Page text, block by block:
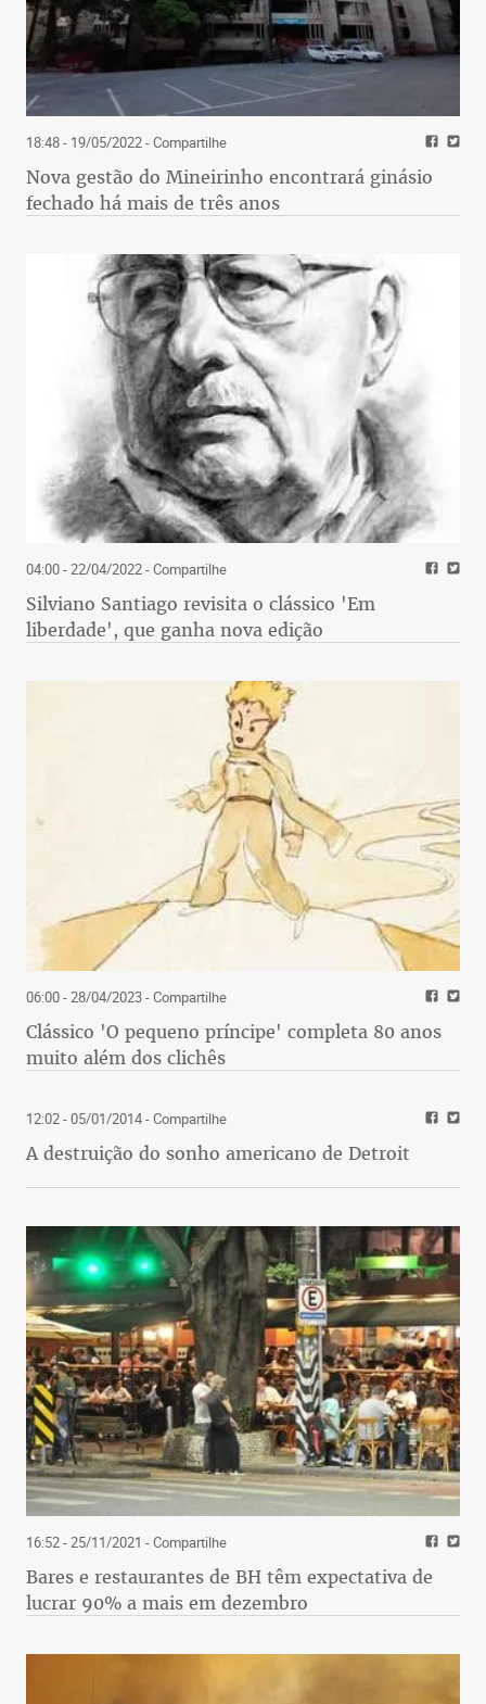
18:48 - 19/05/2022- Compartilhe
Nova gestão do Mineirinho encontrará ginásio
fechado há mais de três anos
04:00 - 22/04/2022- Compartilhe
Silviano Santiago revisita o clássico 'Em
liberdade', que ganha nova edição
06:00 - 28/04/2023- Compartilhe
Clássico 'O pequeno príncipe' completa 80 anos
muito além dos clichês
12:02 - 05/01/2014- Compartilhe
A destruição do sonho americano de Detroit
16:52 - 25/11/2021 - Compartilhe
Bares e restaurantes de BH têm expectativa de
lucrar 90% a mais em dezembro